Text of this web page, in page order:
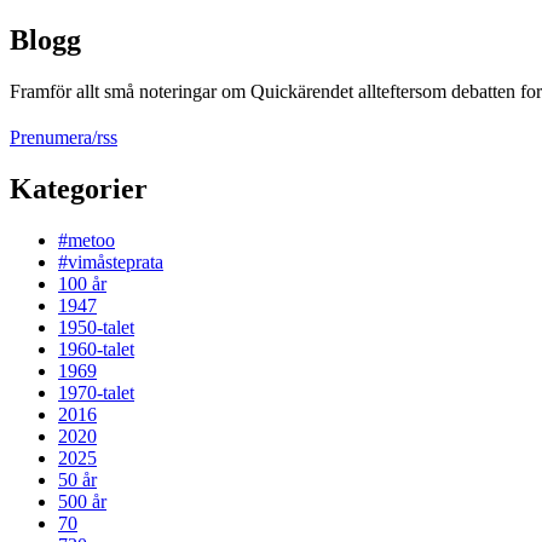
Blogg
Framför allt små noteringar om Quickärendet allteftersom debatten
Prenumera/rss
Kategorier
#metoo
#vimåsteprata
100 år
1947
1950-talet
1960-talet
1969
1970-talet
2016
2020
2025
50 år
500 år
70